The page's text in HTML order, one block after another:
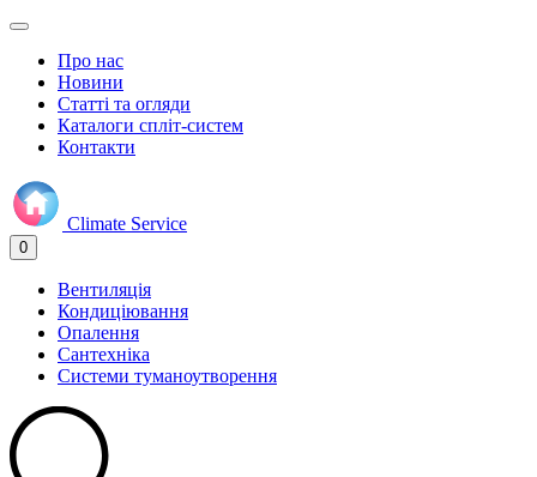
Про нас
Новини
Статті та огляди
Каталоги спліт-систем
Контакти
Climate Service
0
Вентиляція
Кондиціювання
Опалення
Сантехніка
Системи туманоутворення